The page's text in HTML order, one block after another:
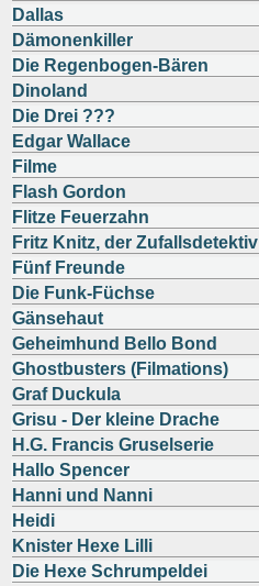
Dallas
Dämonenkiller
Die Regenbogen-Bären
Dinoland
Die Drei ???
Edgar Wallace
Filme
Flash Gordon
Flitze Feuerzahn
Fritz Knitz, der Zufallsdetektiv
Fünf Freunde
Die Funk-Füchse
Gänsehaut
Geheimhund Bello Bond
Ghostbusters (Filmations)
Graf Duckula
Grisu - Der kleine Drache
H.G. Francis Gruselserie
Hallo Spencer
Hanni und Nanni
Heidi
Knister Hexe Lilli
Die Hexe Schrumpeldei